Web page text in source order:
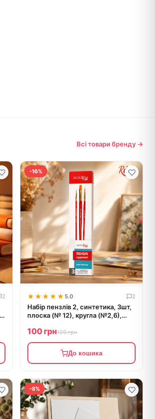
Всі товари бренду →
2
-16%
★★★★★
★★★★★ 5.0 2
Набір пензлів 2, синтетика, 3шт,
плоска (№ 12), кругла (№2,6),
100 грн120 грн
До кошика
-8%